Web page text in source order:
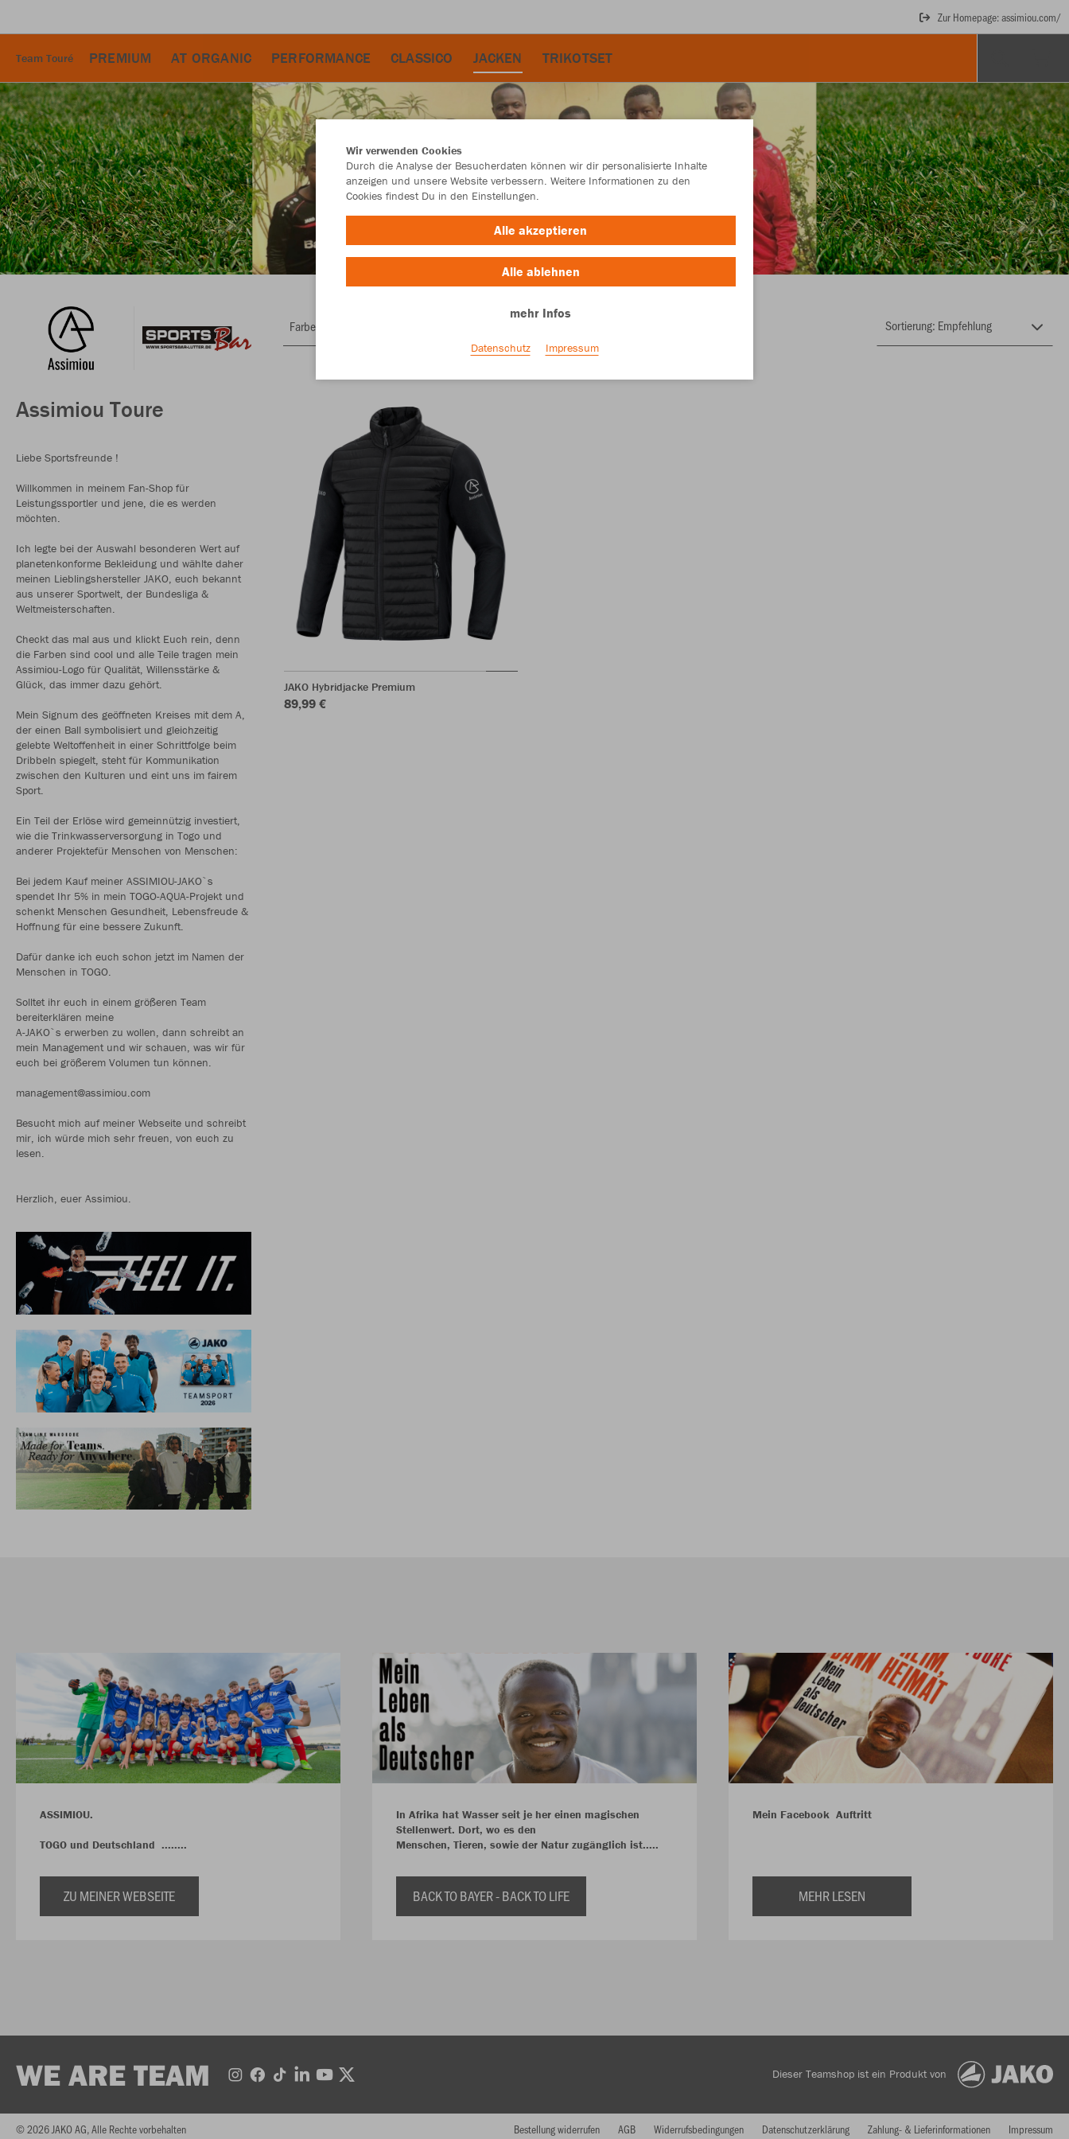
Zur Homepage: assimiou.com/
Team Touré PREMIUM AT ORGANIC PERFORMANCE CLASSICO JACKEN TRIKOTSET
Assimiou Toure
Liebe Sportsfreunde !
Willkommen in meinem Fan-Shop für
Leistungssportler und jene, die es werden
möchten.
Ich legte bei der Auswahl besonderen Wert auf
planetenkonforme Bekleidung und wählte daher
meinen Lieblingshersteller JAKO, euch bekannt
aus unserer Sportwelt, der Bundesliga &
Weltmeisterschaften.
Checkt das mal aus und klickt Euch rein, denn
die Farben sind cool und alle Teile tragen mein
Assimiou-Logo für Qualität, Willensstärke &
Glück, das immer dazu gehört.
Mein Signum des geöffneten Kreises mit dem A,
der einen Ball symbolisiert und gleichzeitig
gelebte Weltoffenheit in einer Schrittfolge beim
Dribbeln spiegelt, steht für Kommunikation
zwischen den Kulturen und eint uns im fairem
Sport.
Ein Teil der Erlöse wird gemeinnützig investiert,
wie die Trinkwasserversorgung in Togo und
anderer Projektefür Menschen von Menschen:
Bei jedem Kauf meiner ASSIMIOU-JAKO`s
spendet Ihr 5% in mein TOGO-AQUA-Projekt und
schenkt Menschen Gesundheit, Lebensfreude &
Hoffnung für eine bessere Zukunft.
Dafür danke ich euch schon jetzt im Namen der
Menschen in TOGO.
Solltet ihr euch in einem größeren Team
bereiterklären meine
A-JAKO`s erwerben zu wollen, dann schreibt an
mein Management und wir schauen, was wir für
euch bei größerem Volumen tun können.
management@assimiou.com
Besucht mich auf meiner Webseite und schreibt
mir, ich würde mich sehr freuen, von euch zu
lesen.
Herzlich, euer Assimiou.
Farbe
JAKO Hybridjacke Premium
89,99 €
ASSIMIOU.
TOGO und Deutschland ........
ZU MEINER WEBSEITE
In Afrika hat Wasser seit je her einen magischen
Stellenwert. Dort, wo es den
Menschen, Tieren, sowie der Natur zugänglich ist.....
BACK TO BAYER - BACK TO LIFE
Mein Facebook Auftritt
MEHR LESEN
WE ARE TEAM Dieser Teamshop ist ein Produkt von
© 2026 JAKO AG, Alle Rechte vorbehalten Bestellung widerrufen AGB Widerrufsbedingungen Datenschutzerklärung Zahlung- & Lieferinformationen Impressum
Wir verwenden Cookies
Durch die Analyse der Besucherdaten können wir dir personalisierte Inhalte
anzeigen und unsere Website verbessern. Weitere Informationen zu den
Cookies findest Du in den Einstellungen.
Alle akzeptieren
Alle ablehnen
mehr Infos
Datenschutz Impressum